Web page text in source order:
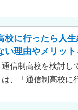
格実績を豊富にもつ
す。
め、サポート校のみ
取得できません。 た
習指導やスクールカ
る生活面での相談な
校に行ったら人
い理由やメリッ
通信制高校を検討し
は、「通信制高校に